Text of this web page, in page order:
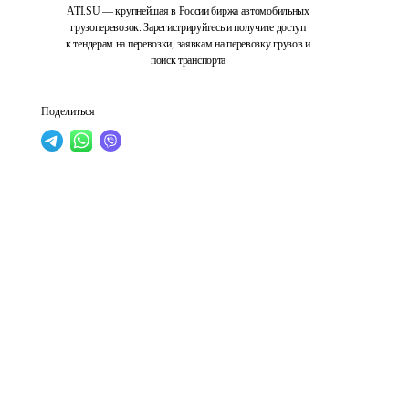
ATI.SU — крупнейшая в России биржа автомобильных
грузоперевозок. Зарегистрируйтесь и получите доступ
к тендерам на перевозки, заявкам на перевозку грузов и
поиск транспорта
Поделиться